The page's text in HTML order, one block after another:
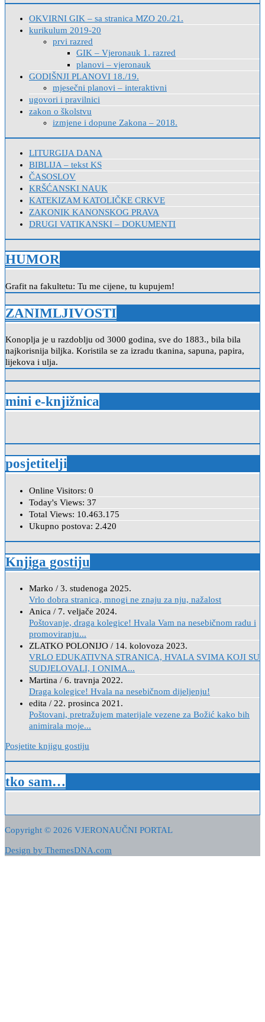
OKVIRNI GIK – sa stranica MZO 20./21.
kurikulum 2019-20
prvi razred
GIK – Vjeronauk 1. razred
planovi – vjeronauk
GODIŠNJI PLANOVI 18./19.
mjesečni planovi – interaktivni
ugovori i pravilnici
zakon o školstvu
izmjene i dopune Zakona – 2018.
LITURGIJA DANA
BIBLIJA – tekst KS
ČASOSLOV
KRŠĆANSKI NAUK
KATEKIZAM KATOLIČKE CRKVE
ZAKONIK KANONSKOG PRAVA
DRUGI VATIKANSKI – DOKUMENTI
HUMOR
Grafit na fakultetu: Tu me cijene, tu kupujem!
ZANIMLJIVOSTI
Konoplja je u razdoblju od 3000 godina, sve do 1883., bila bila
najkorisnija biljka. Koristila se za izradu tkanina, sapuna, papira,
lijekova i ulja.
mini e-knjižnica
posjetitelji
Online Visitors: 0
Today's Views: 37
Total Views: 10.463.175
Ukupno postova: 2.420
Knjiga gostiju
Marko / 3. studenoga 2025.
Vrlo dobra stranica, mnogi ne znaju za nju, nažalost
Anica / 7. veljače 2024.
Poštovanje, draga kolegice! Hvala Vam na nesebičnom radu i
promoviranju...
ZLATKO POLONIJO / 14. kolovoza 2023.
VRLO EDUKATIVNA STRANICA, HVALA SVIMA KOJI SU
SUDJELOVALI, I ONIMA...
Martina / 6. travnja 2022.
Draga kolegice! Hvala na nesebičnom dijeljenju!
edita / 22. prosinca 2021.
Poštovani, pretražujem materijale vezene za Božić kako bih
animirala moje...
Posjetite knjigu gostiju
tko sam…
Copyright © 2026 VJERONAUČNI PORTAL
Design by ThemesDNA.com